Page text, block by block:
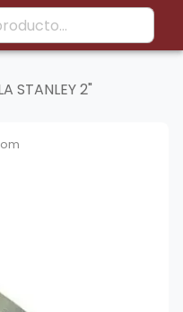
STANLEY 2"